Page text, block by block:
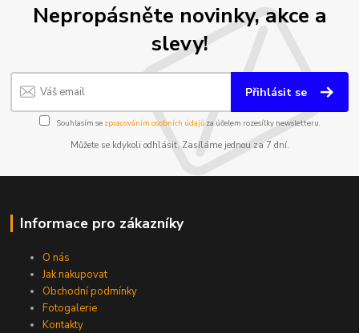
Nepropásněte novinky, akce a
slevy!
Přihlásit se
Souhlasím se zpracováním osobních údajůza účelem rozesílky newsletteru.
Můžete se kdykoli odhlásit. Zasíláme jednou za 7 dní.
Informace pro zákazníky
O nás
Jak nakupovat
Obchodní podmínky
Fotogalerie
Kontakty